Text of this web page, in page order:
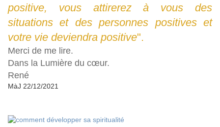
positive, vous attirerez à vous des
situations et des personnes positives et
votre vie deviendra positive".
Merci de me lire.
Dans la Lumière du cœur.
René
MàJ 22/12/2021